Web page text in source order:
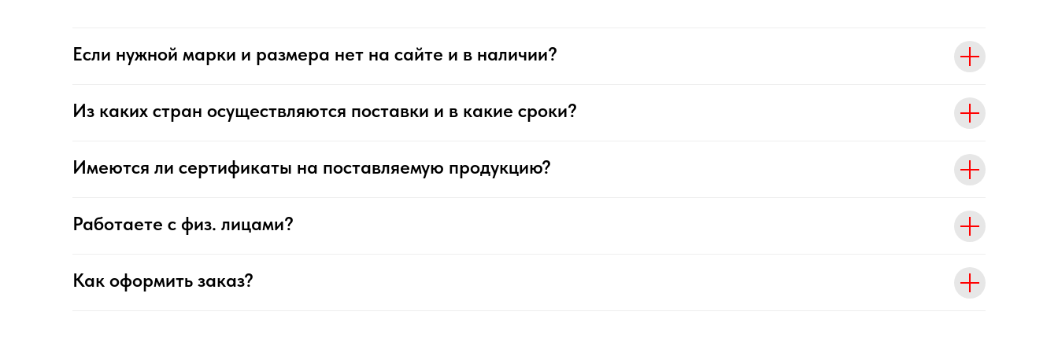
Если нужной марки и размера нет на сайте и в наличии?
Из каких стран осуществляются поставки и в какие сроки?
Имеются ли сертификаты на поставляемую продукцию?
Работаете с физ. лицами?
Как оформить заказ?